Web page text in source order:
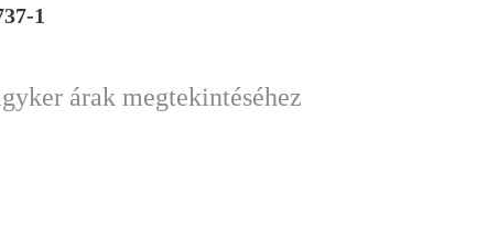
1
árak megtekintéséhez